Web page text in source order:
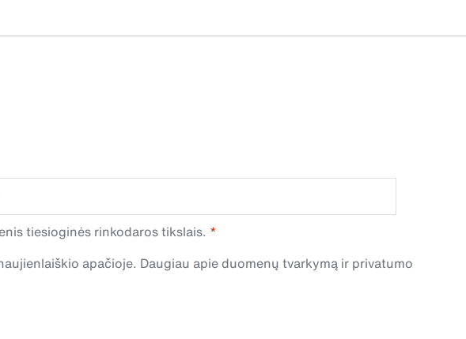
tiesioginės rinkodaros tikslais.
apačioje. Daugiau apie duomenų tvarkymą ir privatumo